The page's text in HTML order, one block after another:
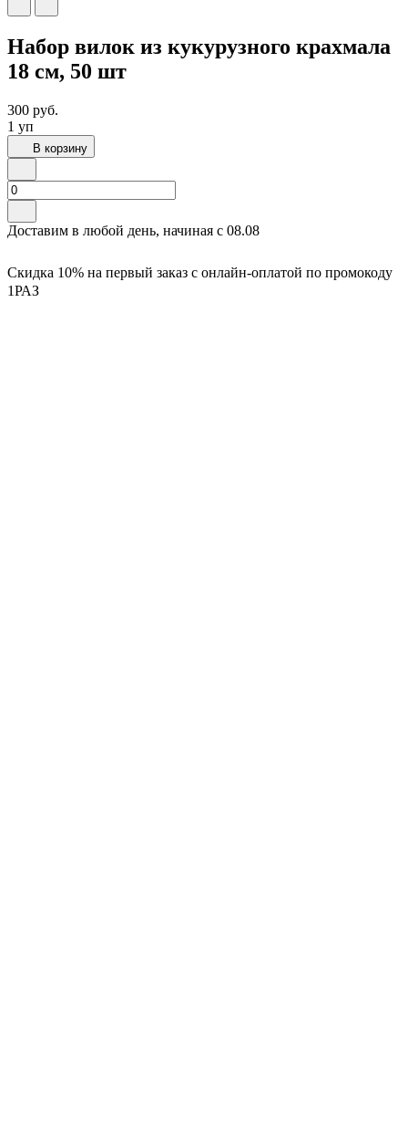
Набор вилок из кукурузного крахмала
18 см, 50 шт
300 руб.
1 уп
В корзину
Доставим в любой день, начиная с 08.08
Скидка 10% на первый заказ с онлайн-оплатой по промокоду
1РАЗ